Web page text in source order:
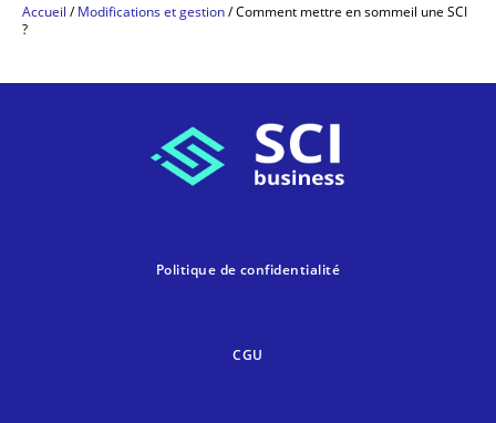
Accueil /Modifications et gestion/Comment mettre en sommeil une SCI
?
Politique de confidentialité
CGU